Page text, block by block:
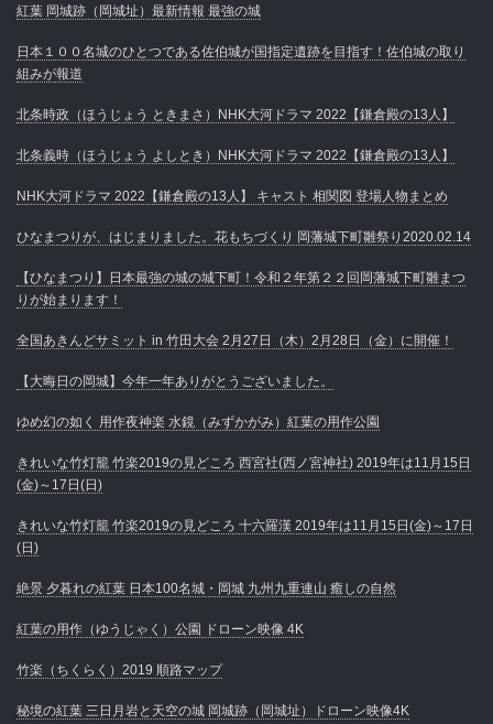
紅葉 岡城跡（岡城址）最新情報 最強の城
日本１００名城のひとつである佐伯城が国指定遺跡を目指す！佐伯城の取り
組みが報道
北条時政（ほうじょう ときまさ）NHK大河ドラマ 2022【鎌倉殿の13人】
北条義時（ほうじょう よしとき）NHK大河ドラマ 2022【鎌倉殿の13人】
NHK大河ドラマ 2022【鎌倉殿の13人】 キャスト 相関図 登場人物まとめ
ひなまつりが、はじまりました。花もちづくり 岡藩城下町雛祭り2020.02.14
【ひなまつり】日本最強の城の城下町！令和２年第２２回岡藩城下町雛まつ
りが始まります！
全国あきんどサミット in 竹田大会 2月27日（木）2月28日（金）に開催！
【大晦日の岡城】今年一年ありがとうございました。
ゆめ幻の如く 用作夜神楽 水鏡（みずかがみ）紅葉の用作公園
きれいな竹灯籠 竹楽2019の見どころ 西宮社(西ノ宮神社) 2019年は11月15日
(金)～17日(日)
きれいな竹灯籠 竹楽2019の見どころ 十六羅漢 2019年は11月15日(金)～17日
(日)
絶景 夕暮れの紅葉 日本100名城・岡城 九州九重連山 癒しの自然
紅葉の用作（ゆうじゃく）公園 ドローン映像 4K
竹楽（ちくらく）2019 順路マップ
秘境の紅葉 三日月岩と天空の城 岡城跡（岡城址）ドローン映像4K